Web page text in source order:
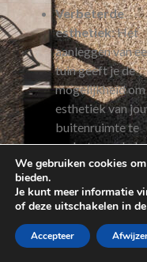
Verbeterde
esthetiek: Het
aanleggen van
tuin geeft je de
mogelijkheid om
esthetiek van
buitenruimte te
verbeteren. Je
verschillende
planten, bloemen,
struiken kiezen
passen bij jouw
persoonlijke
We gebruiken cookies
bieden.
Je kunt meer informatie
of deze uitschakelen in de
Accepteer